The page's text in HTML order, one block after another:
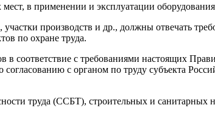
в применении и эксплуатации
производств и др., должны отвечать
по охране труда.
в соответствие с требованиями настоящих
с органом по труду субъекта
труда (ССБТ), строительных и